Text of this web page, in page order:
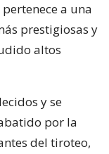
a una
prestigiosas y
altos
y se
por la
del tiroteo,